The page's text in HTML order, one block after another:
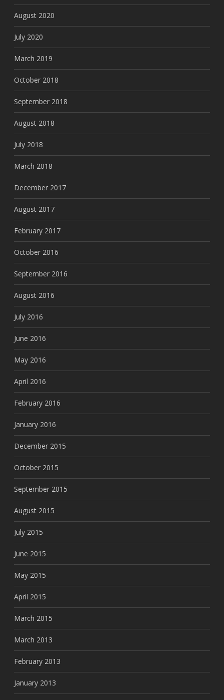
August 2020
July 2020
March 2019
October 2018
September 2018
August 2018
July 2018
March 2018
December 2017
August 2017
February 2017
October 2016
September 2016
August 2016
July 2016
June 2016
May 2016
April 2016
February 2016
January 2016
December 2015
October 2015
September 2015
August 2015
July 2015
June 2015
May 2015
April 2015
March 2015
March 2013
February 2013
January 2013